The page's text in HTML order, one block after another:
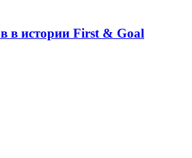
в истории First & Goal